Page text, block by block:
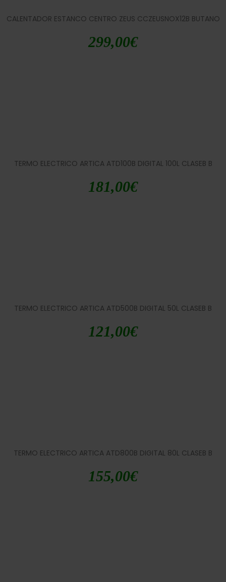
CALENTADOR ESTANCO CENTRO ZEUS CCZEUSNOX12B BUTANO
299,00€
TERMO ELECTRICO ARTICA ATD100B DIGITAL 100L CLASEB B
181,00€
TERMO ELECTRICO ARTICA ATD500B DIGITAL 50L CLASEB B
121,00€
TERMO ELECTRICO ARTICA ATD800B DIGITAL 80L CLASEB B
155,00€